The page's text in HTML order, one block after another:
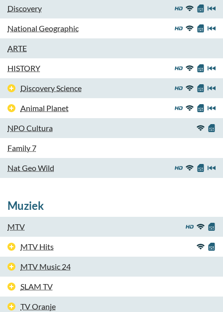
Discovery
National Geographic
ARTE
HISTORY
Discovery Science
Animal Planet
NPO Cultura
Family 7
Nat Geo Wild
Muziek
MTV
MTV Hits
MTV Music 24
SLAM TV
TV Oranje